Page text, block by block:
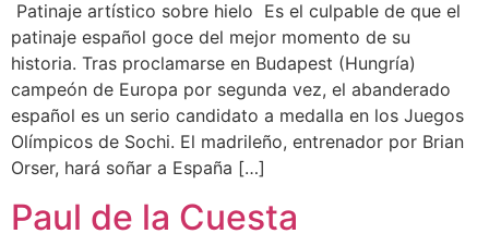
Patinaje artístico sobre hielo Es el culpable de que el
patinaje español goce del mejor momento de su
historia. Tras proclamarse en Budapest (Hungría)
campeón de Europa por segunda vez, el abanderado
español es un serio candidato a medalla en los Juegos
Olímpicos de Sochi. El madrileño, entrenador por Brian
Orser, hará soñar a España […]
Paul de la Cuesta